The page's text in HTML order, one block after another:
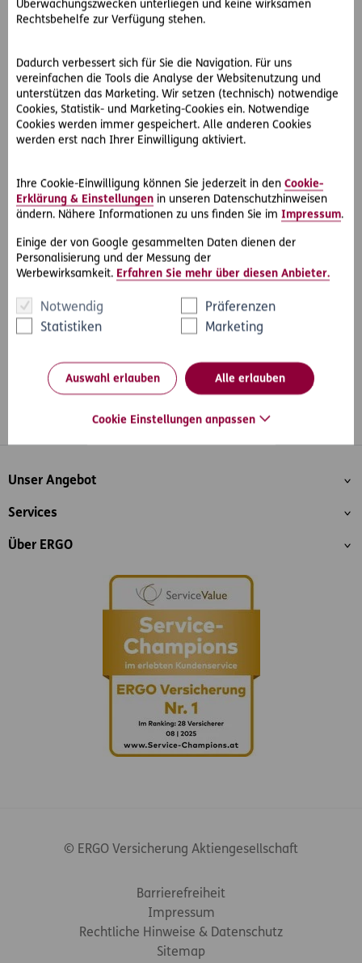
Überwachungszwecken unterliegen und keine wirksamen
Rechtsbehelfe zur Verfügung stehen.
Dadurch verbessert sich für Sie die Navigation. Für uns
vereinfachen die Tools die Analyse der Websitenutzung und
unterstützen das Marketing. Wir setzen (technisch) notwendige
Cookies, Statistik- und Marketing-Cookies ein. Notwendige
Cookies werden immer gespeichert. Alle anderen Cookies
werden erst nach Ihrer Einwilligung aktiviert.
Ihre Cookie-Einwilligung können Sie jederzeit in den Cookie-
Erklärung & Einstellungen in unseren Datenschutzhinweisen
ändern. Nähere Informationen zu uns finden Sie im Impressum.
Einige der von Google gesammelten Daten dienen der
Personalisierung und der Messung der
Werbewirksamkeit. Erfahren Sie mehr über diesen Anbieter.
Notwendig
Präferenzen
Statistiken
Marketing
Auswahl erlauben Alle erlauben
Cookie Einstellungen anpassen
veröffentlicht und hat dadurch sein Ansehen erschüttert,
wenn nicht sogar untergraben.
Schon das Erstgericht gibt Dr. K. Recht: Die D-GmbH nimmt
kreditrelevante Daten auf- zum Zweck, Auskunft über die
Kreditwürdigkeit der Betroffenen zu geben. Herr Dr. K. ist
davon nicht verständigt worden und somit ist die
Aufnahme in die Datenbank rechtswidrig erfolgt. Deshalb
steht Herrn Dr. K. ein Schadenersatz zu.
Berufungsgericht und OGH bestätigen das Urteil.
#Rechtsprechung #Internet & Datenschutz Teilen
WhatsappFacebookInstagramLinkedInBlog
Inhaltsübersicht
Unser Angebot
Services
Über ERGO
© ERGO Versicherung Aktiengesellschaft
Barrierefreiheit
Impressum
Rechtliche Hinweise & Datenschutz
Sitemap